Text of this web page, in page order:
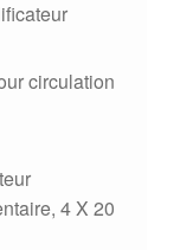
circulation
4 X 20